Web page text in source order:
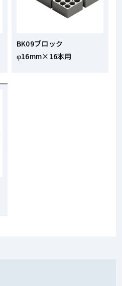
BK09ブロック
φ16mm×16本用